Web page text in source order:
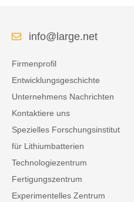
info@large.net
Firmenprofil
Entwicklungsgeschichte
Unternehmens Nachrichten
Kontaktiere uns
Spezielles Forschungsinstitut
für Lithiumbatterien
Technologiezentrum
Fertigungszentrum
Experimentelles Zentrum